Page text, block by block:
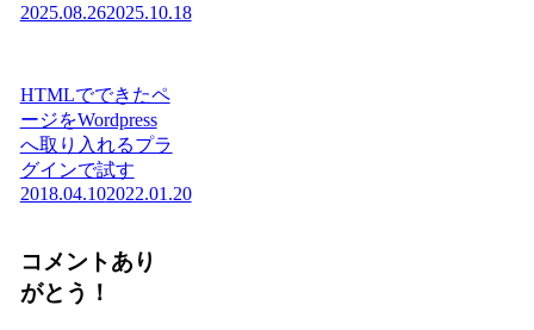
2025.08.262025.10.18
HTMLでできたペ
ージをWordpress
へ取り入れるプラ
グインで試す
2018.04.102022.01.20
コメントあり
がとう！